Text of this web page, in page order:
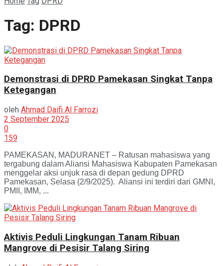
Tag: DPRD
Demonstrasi di DPRD Pamekasan Singkat Tanpa
Ketegangan
oleh Ahmad Daifi Al Farrozi
2 September 2025
0
159
PAMEKASAN, MADURANET – Ratusan mahasiswa yang
tergabung dalam Aliansi Mahasiswa Kabupaten Pamekasan
menggelar aksi unjuk rasa di depan gedung DPRD
Pamekasan, Selasa (2/9/2025). Aliansi ini terdiri dari GMNI,
PMII, IMM, ...
Aktivis Peduli Lingkungan Tanam Ribuan
Mangrove di Pesisir Talang Siring